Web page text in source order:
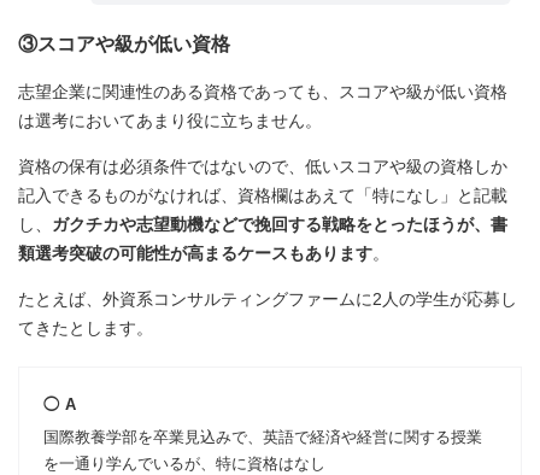
③スコアや級が低い資格
志望企業に関連性のある資格であっても、スコアや級が低い資格
は選考においてあまり役に立ちません。
資格の保有は必須条件ではないので、低いスコアや級の資格しか
記入できるものがなければ、資格欄はあえて「特になし」と記載
し、 ガクチカや志望動機などで挽回する戦略をとったほうが、書
類選考突破の可能性が高まるケースもあります。
たとえば、外資系コンサルティングファームに2人の学生が応募し
てきたとします。
◯ A
国際教養学部を卒業見込みで、英語で経済や経営に関する授業
を一通り学んでいるが、特に資格はなし